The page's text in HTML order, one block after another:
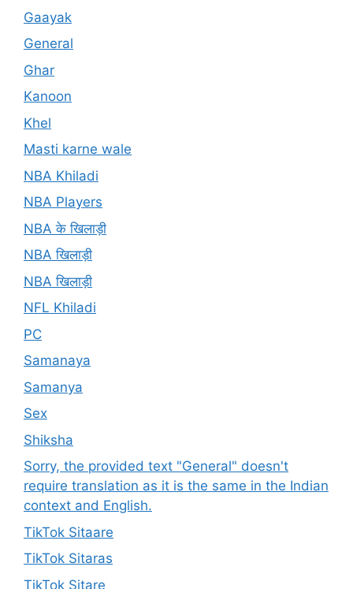
Gaayak
General
Ghar
Kanoon
Khel
Masti karne wale
NBA Khiladi
NBA Players
NBA के खिलाड़ी
NBA खिलाड़ी
NBA खिलाड़ी
NFL Khiladi
PC
Samanaya
Samanya
Sex
Shiksha
Sorry, the provided text "General" doesn't
require translation as it is the same in the Indian
context and English.
TikTok Sitaare
TikTok Sitaras
TikTok Sitare